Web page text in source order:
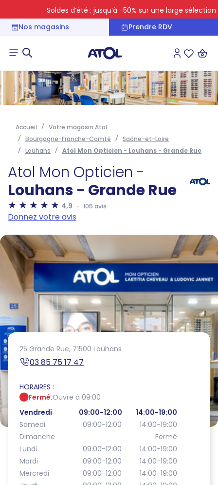
Soldes d’été : jusqu’à -50% sur une large sélection
Nos magasins
Prendre RDV
Connexion
Accueil
Votre magasin Atol
Bourgogne-Franche-Comté
Saône-et-Loire
Louhans
Atol Mon Opticien - Louhans - Grande Rue
Atol Mon Opticien -
Louhans - Grande Rue
4,9 105 avis
Donnez votre avis
25 Grande Rue, 71500 Louhans
03 85 75 17 47
HORAIRES :
Fermé.Ouvre à 09:00
Vendredi
09:00-12:00
14:00-19:00
Samedi
09:00-12:00
14:00-19:00
Dimanche
Fermé
Lundi
09:00-12:00
14:00-19:00
Mardi
09:00-12:00
14:00-19:00
Mercredi
09:00-12:00
14:00-19:00